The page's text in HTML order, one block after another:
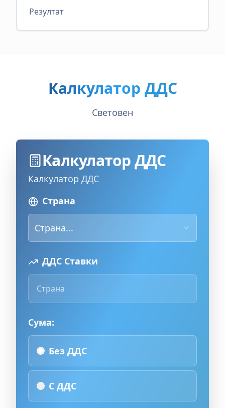
Резултат
Калкулатор ДДС
Световен
Калкулатор ДДС
Калкулатор ДДС
Страна
Страна...
ДДС Ставки
Страна
Сума:
Без ДДС
С ДДС